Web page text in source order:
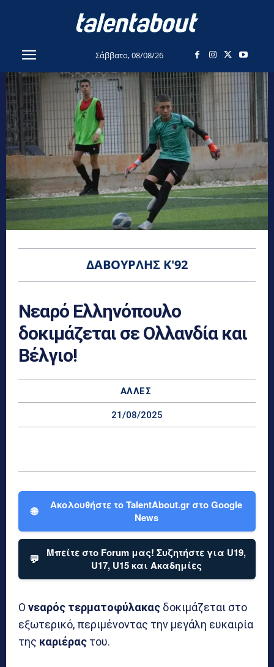
Σάββατο, 08/08/26
ΔΑΒΟΥΡΛΉΣ Κ'92
Νεαρό Ελληνόπουλο
δοκιμάζεται σε Ολλανδία και
Βέλγιο!
ΆΛΛΕΣ
21/08/2025
🌐
Ακολουθήστε το TalentAbout.gr στο Google
News
💬
Μπείτε στο Forum μας! Συζητήστε για U19,
U17, U15 και Ακαδημίες
Ο νεαρός τερματοφύλακας δοκιμάζεται στο
εξωτερικό, περιμένοντας την μεγάλη ευκαιρία
της καριέρας του.